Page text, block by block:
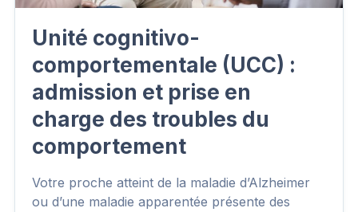
Unité cognitivo-
comportementale (UCC) :
admission et prise en
charge des troubles du
comportement
Votre proche atteint de la maladie d’Alzheimer
ou d’une maladie apparentée présente des